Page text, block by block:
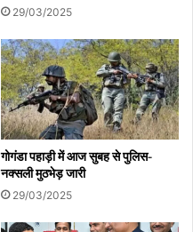
29/03/2025
गोगंडा पहाड़ी में आज सुबह से पुलिस-
नक्सली मुठभेड़ जारी
29/03/2025